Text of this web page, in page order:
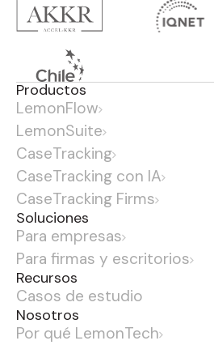
Productos
LemonFlow
LemonSuite
CaseTracking
CaseTracking con IA
CaseTracking Firms
Soluciones
Para empresas
Para firmas y escritorios
Recursos
Casos de estudio
Nosotros
Por qué LemonTech